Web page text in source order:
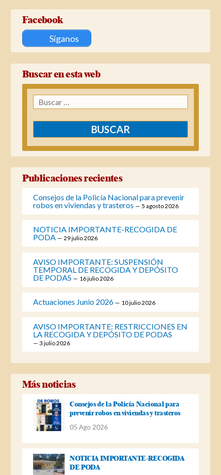
Facebook
Síganos
Buscar en esta web
Buscar:
Publicaciones recientes
Consejos de la Policía Nacional para prevenir
robos en viviendas y trasteros
5 agosto 2026
NOTICIA IMPORTANTE-RECOGIDA DE
PODA
29 julio 2026
AVISO IMPORTANTE: SUSPENSIÓN
TEMPORAL DE RECOGIDA Y DEPÓSITO
DE PODAS
16 julio 2026
Actuaciones Junio 2026 10 julio 2026
AVISO IMPORTANTE: RESTRICCIONES EN
LA RECOGIDA Y DEPÓSITO DE PODAS
3 julio 2026
Más noticias
Consejos de la Policía Nacional para
prevenir robos en viviendas y trasteros
05 Ago 2026
NOTICIA IMPORTANTE-RECOGIDA
DE PODA